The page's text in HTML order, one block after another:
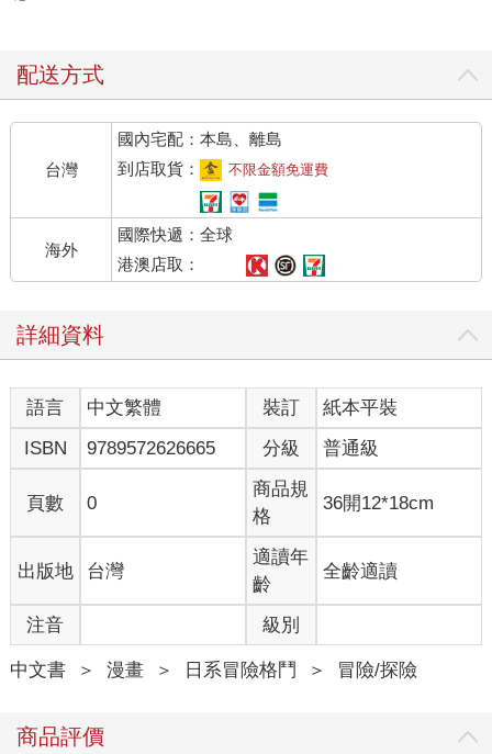
配送方式
台灣
國內宅配：本島、離島
到店取貨：
不限金額免運費
海外
國際快遞：全球
港澳店取：
詳細資料
語言 中文繁體 裝訂
紙本平裝
ISBN
9789572626665 分級 普通級
頁數 0
商品規
格
36開12*18cm
出版地 台灣
適讀年
齡
全齡適讀
注音 級別
中文書 ＞ 漫畫 ＞ 日系冒險格鬥 ＞ 冒險/探險
商品評價